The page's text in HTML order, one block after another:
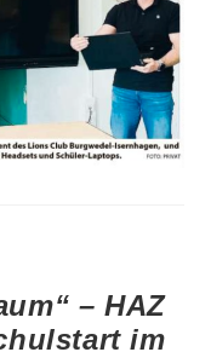
– HAZ
im